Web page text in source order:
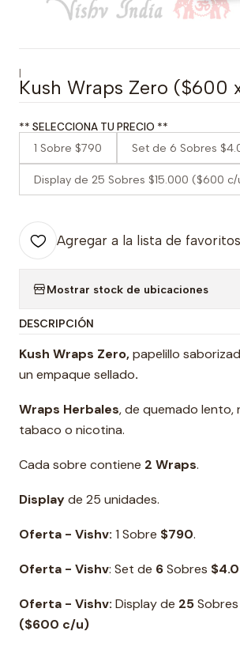
|
Kush Wraps Zero ($600
** SELECCIONA TU PRECIO **
1 Sobre $790 Set de 6 Sobres
Display de 25 Sobres $15.000 ($600 c/
Agregar a la lista de favoritos
Mostrar stock de ubicaciones
DESCRIPCIÓN
Kush Wraps Zero,papelillo
un empaque sellado.
Wraps Herbales, de quemado lento,
tabaco o nicotina.
Cada sobre contiene 2 Wraps.
Displayde 25 unidades.
Oferta - Vishv: 1 Sobre $790.
Oferta - Vishv: Set de 6Sobres
Oferta - Vishv: Display de 25Sobres
($600 c/u)